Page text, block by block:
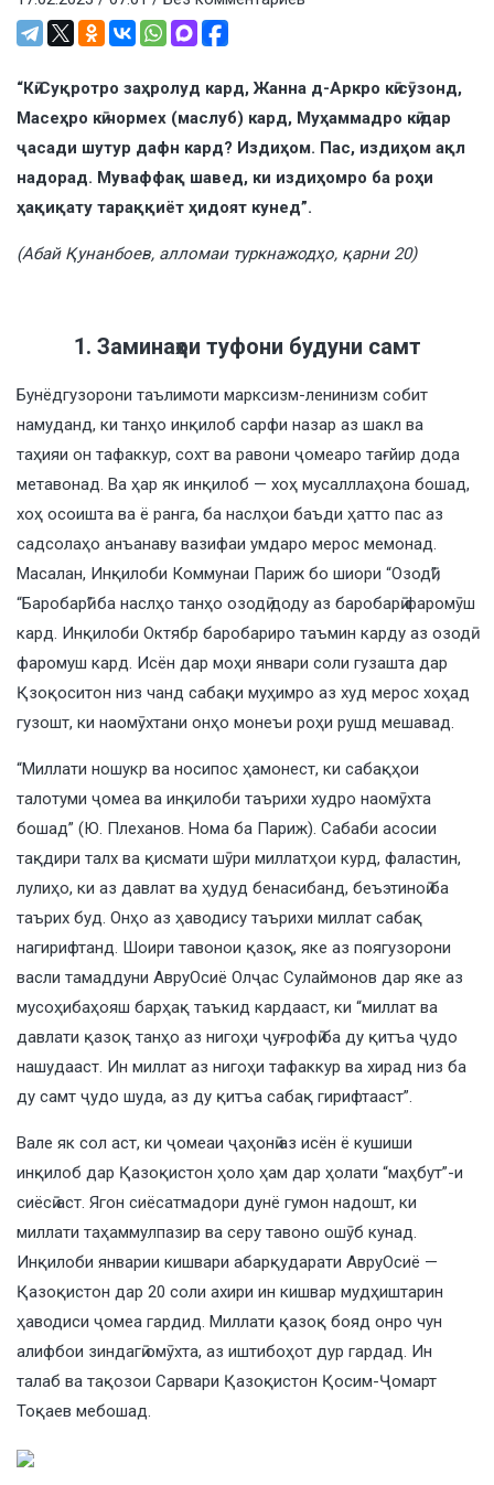
“Кӣ Суқротро заҳролуд кард, Жанна д-Аркро кӣ сӯзонд,
Масеҳро кӣ чормех (маслуб) кард, Муҳаммадро кӣ дар
ҷасади шутур дафн кард? Издиҳом. Пас, издиҳом ақл
надорад. Муваффақ шавед, ки издиҳомро ба роҳи
ҳақиқату тараққиёт ҳидоят кунед”.
(Абай Қунанбоев, алломаи туркнажодҳо, қарни 20)
1. Заминаҳои туфони будуни самт
Бунёдгузорони таълимоти марксизм-ленинизм собит
намуданд, ки танҳо инқилоб сарфи назар аз шакл ва
таҳияи он тафаккур, сохт ва равони ҷомеаро тағйир дода
метавонад. Ва ҳар як инқилоб — хоҳ мусалллаҳона бошад,
хоҳ осоишта ва ё ранга, ба наслҳои баъди ҳатто пас аз
садсолаҳо анъанаву вазифаи умдаро мерос мемонад.
Масалан, Инқилоби Коммунаи Париж бо шиори “Озодӣ”,
“Баробарӣ” ба наслҳо танҳо озодӣ доду аз баробарӣ фаромӯш
кард. Инқилоби Октябр баробариро таъмин карду аз озодӣ
фаромуш кард. Исён дар моҳи январи соли гузашта дар
Қзоқоситон низ чанд сабақи муҳимро аз худ мерос хоҳад
гузошт, ки наомӯхтани онҳо монеъи роҳи рушд мешавад.
“Миллати ношукр ва носипос ҳамонест, ки сабақҳои
талотуми ҷомеа ва инқилоби таърихи худро наомӯхта
бошад” (Ю. Плеханов. Нома ба Париж). Сабаби асосии
тақдири талх ва қисмати шӯри миллатҳои курд, фаластин,
лулиҳо, ки аз давлат ва ҳудуд бенасибанд, беъэтиноӣ ба
таърих буд. Онҳо аз ҳаводису таърихи миллат сабақ
нагирифтанд. Шоири тавонои қазоқ, яке аз поягузорони
васли тамаддуни АвруОсиё Олҷас Сулаймонов дар яке аз
мусоҳибаҳояш барҳақ таъкид кардааст, ки “миллат ва
давлати қазоқ танҳо аз нигоҳи ҷуғрофӣ ба ду қитъа ҷудо
нашудааст. Ин миллат аз нигоҳи тафаккур ва хирад низ ба
ду самт ҷудо шуда, аз ду қитъа сабақ гирифтааст”.
Вале як сол аст, ки ҷомеаи ҷаҳонӣ аз исён ё кушиши
инқилоб дар Қазоқистон ҳоло ҳам дар ҳолати “маҳбут”-и
сиёсӣ аст. Ягон сиёсатмадори дунё гумон надошт, ки
миллати таҳаммулпазир ва серу тавоно ошӯб кунад.
Инқилоби январии кишвари абарқударати АвруОсиё —
Қазоқистон дар 20 соли ахири ин кишвар мудҳиштарин
ҳаводиси ҷомеа гардид. Миллати қазоқ бояд онро чун
алифбои зиндагӣ омӯхта, аз иштибоҳот дур гардад. Ин
талаб ва тақозои Сарвари Қазоқистон Қосим-Ҷомарт
Тоқаев мебошад.